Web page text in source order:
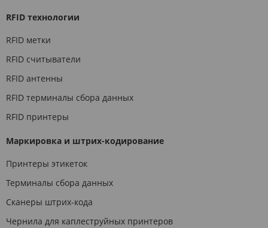
RFID технологии
RFID метки
RFID считыватели
RFID антенны
RFID терминалы сбора данных
RFID принтеры
Маркировка и штрих-кодирование
Принтеры этикеток
Терминалы сбора данных
Сканеры штрих-кода
Чернила для каплеструйных принтеров